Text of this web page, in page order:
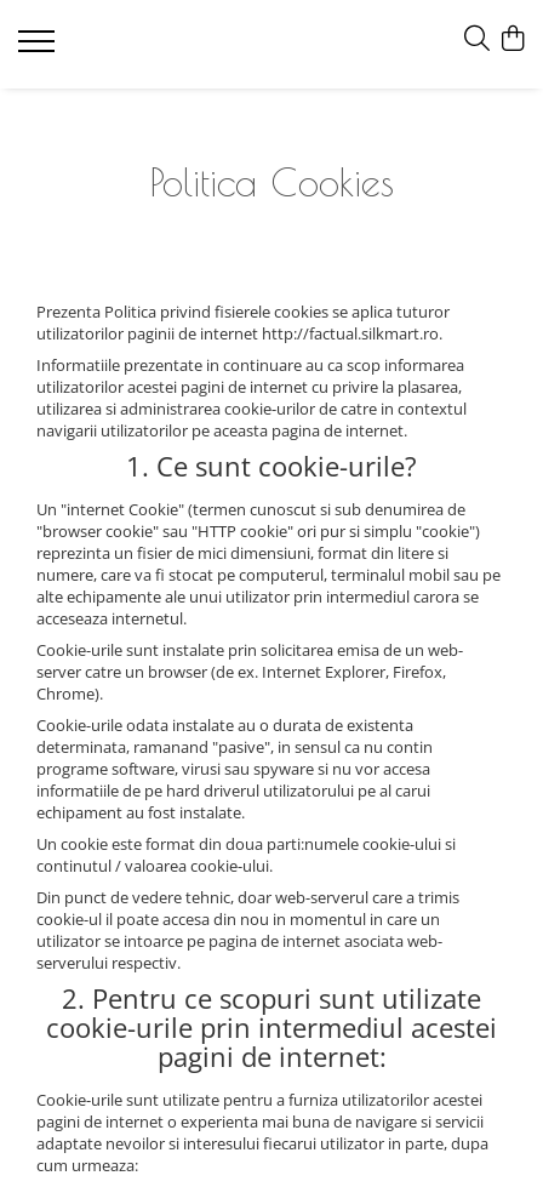
Politica Cookies
Prezenta Politica privind fisierele cookies se aplica tuturor
utilizatorilor paginii de internet http://factual.silkmart.ro.
Informatiile prezentate in continuare au ca scop informarea
utilizatorilor acestei pagini de internet cu privire la plasarea,
utilizarea si administrarea cookie-urilor de catre in contextul
navigarii utilizatorilor pe aceasta pagina de internet.
1. Ce sunt cookie-urile?
Un "internet Cookie" (termen cunoscut si sub denumirea de
"browser cookie" sau "HTTP cookie" ori pur si simplu "cookie")
reprezinta un fisier de mici dimensiuni, format din litere si
numere, care va fi stocat pe computerul, terminalul mobil sau pe
alte echipamente ale unui utilizator prin intermediul carora se
acceseaza internetul.
Cookie-urile sunt instalate prin solicitarea emisa de un web-
server catre un browser (de ex. Internet Explorer, Firefox,
Chrome).
Cookie-urile odata instalate au o durata de existenta
determinata, ramanand "pasive", in sensul ca nu contin
programe software, virusi sau spyware si nu vor accesa
informatiile de pe hard driverul utilizatorului pe al carui
echipament au fost instalate.
Un cookie este format din doua parti:numele cookie-ului si
continutul / valoarea cookie-ului.
Din punct de vedere tehnic, doar web-serverul care a trimis
cookie-ul il poate accesa din nou in momentul in care un
utilizator se intoarce pe pagina de internet asociata web-
serverului respectiv.
2. Pentru ce scopuri sunt utilizate
cookie-urile prin intermediul acestei
pagini de internet:
Cookie-urile sunt utilizate pentru a furniza utilizatorilor acestei
pagini de internet o experienta mai buna de navigare si servicii
adaptate nevoilor si interesului fiecarui utilizator in parte, dupa
cum urmeaza: